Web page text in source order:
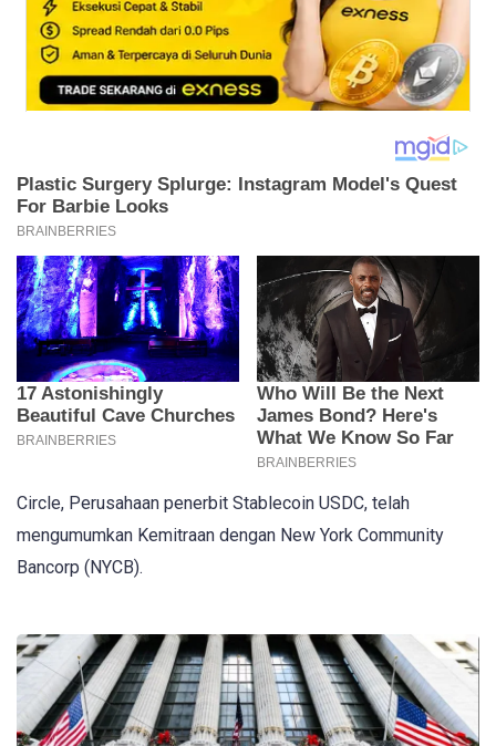
Circle, Perusahaan penerbit Stablecoin USDC, telah
mengumumkan Kemitraan dengan New York Community
Bancorp (NYCB).